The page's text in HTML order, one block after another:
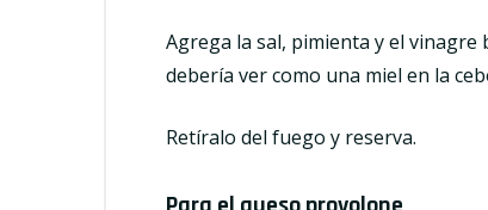
Agrega la sal, pimienta y el vinagre
debería ver como una miel en la
Retíralo del fuego y reserva.